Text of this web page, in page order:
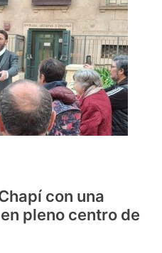
con una
pleno centro de